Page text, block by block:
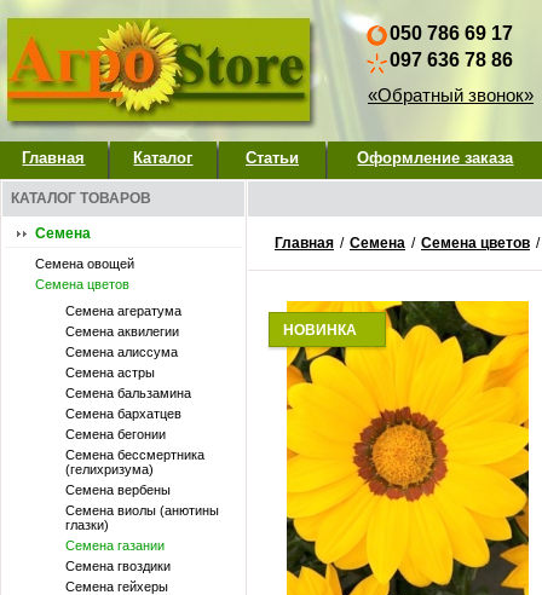
050 786 69 17
097 636 78 86
«Обратный звонок»
Главная Каталог Статьи Оформление заказа
КАТАЛОГ ТОВАРОВ
Семена
Семена овощей
Семена цветов
Семена агератума
Семена аквилегии
Семена алиссума
Семена астры
Семена бальзамина
Семена бархатцев
Семена бегонии
Семена бессмертника
(гелихризума)
Семена вербены
Семена виолы (анютины
глазки)
Семена газании
Семена гвоздики
Семена гейхеры
Главная / Семена / Семена цветов /
НОВИНКА